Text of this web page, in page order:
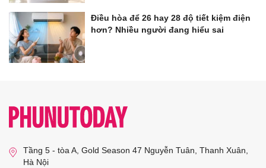
Điều hòa để 26 hay 28 độ tiết kiệm điện
hơn? Nhiều người đang hiểu sai
Tầng 5 - tòa A, Gold Season 47 Nguyễn Tuân, Thanh Xuân,
Hà Nội